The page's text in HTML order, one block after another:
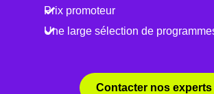
l’échelle locale
Prix promoteur
Une large sélection de
Contacter nos experts